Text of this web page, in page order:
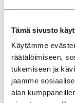
Tämä sivusto
Käytämme
räätälöimiseen,
tukemiseen ja
jaamme
alan
Katuosoite:
Läkkisepäntie